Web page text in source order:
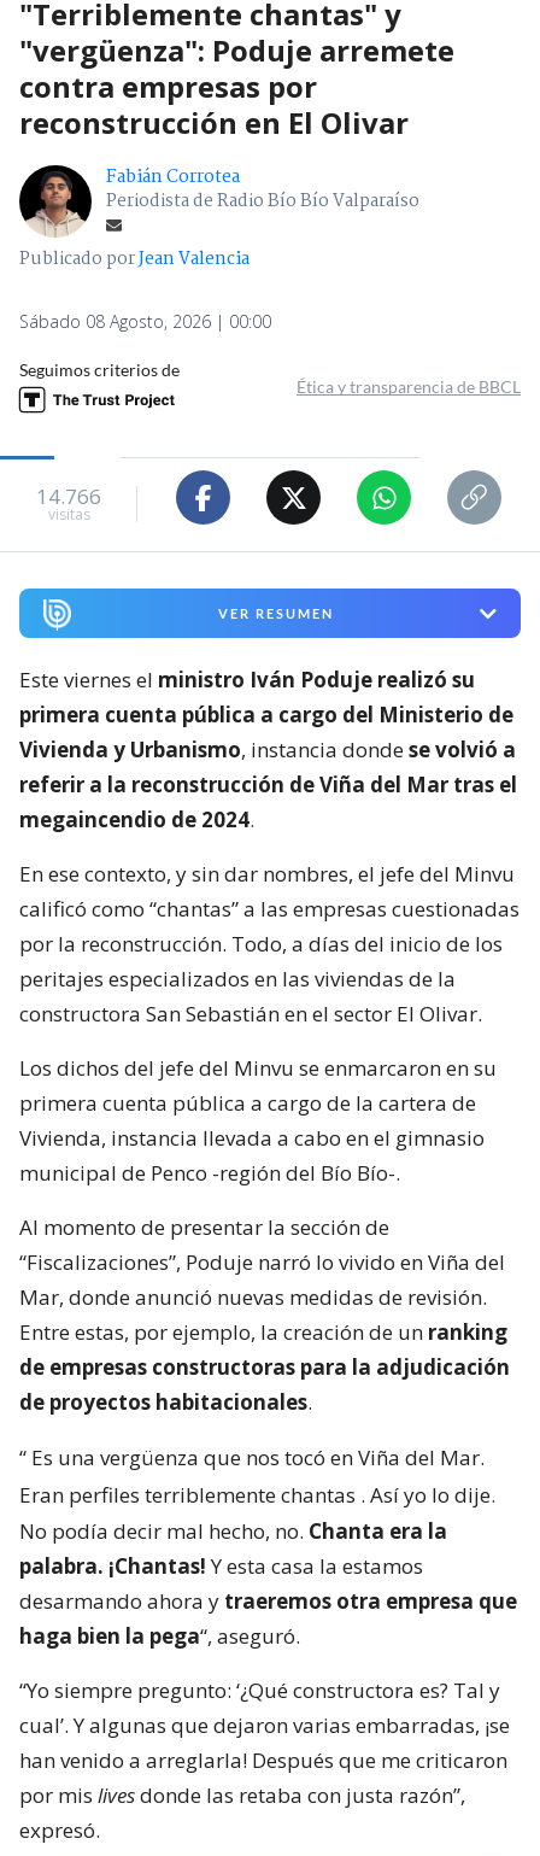
"Terriblemente chantas" y
"vergüenza": Poduje arremete
contra empresas por
reconstrucción en El Olivar
Fabián Corrotea
Periodista de Radio Bío Bío Valparaíso
Publicado porJean Valencia
Sábado 08 Agosto, 2026 | 00:00
Seguimos criterios de
Ética y transparencia de BBCL
14.766
visitas
VER RESUMEN
Este viernes el ministro Iván Poduje realizó su
primera cuenta pública a cargo del Ministerio de
Vivienda y Urbanismo, instancia dondese volvió a
referir a la reconstrucción de Viña del Mar tras el
megaincendio de 2024.
En ese contexto, y sin dar nombres, el jefe del Minvu
calificó como “chantas” a las empresas cuestionadas
por la reconstrucción. Todo, a días del inicio de los
peritajes especializados en las viviendas de la
constructora San Sebastián en el sector El Olivar.
Los dichos del jefe del Minvu se enmarcaron en su
primera cuenta pública a cargo de la cartera de
Vivienda, instancia llevada a cabo en el gimnasio
municipal de Penco -región del Bío Bío-.
Al momento de presentar la sección de
“Fiscalizaciones”, Poduje narró lo vivido en Viña del
Mar, donde anunció nuevas medidas de revisión.
Entre estas, por ejemplo, la creación de un ranking
de empresas constructoras para la adjudicación
de proyectos habitacionales.
“ Es una vergüenza que nos tocó en Viña del Mar.
Eran perfiles terriblemente chantas . Así yo lo dije.
No podía decir mal hecho, no. Chanta era la
palabra. ¡Chantas!Y esta casa la estamos
desarmando ahora y traeremos otra empresa que
haga bien la pega“, aseguró.
“Yo siempre pregunto: ‘¿Qué constructora es? Tal y
cual’. Y algunas que dejaron varias embarradas, ¡se
han venido a arreglarla! Después que me criticaron
por mis livesdonde las retaba con justa razón”,
expresó.